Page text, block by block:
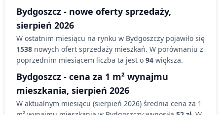
Bydgoszcz - nowe oferty sprzedaży,
sierpień 2026
W ostatnim miesiącu na rynku w Bydgoszczy pojawiło się
1538 nowych ofert sprzedaży mieszkań. W porównaniu z
poprzednim miesiącem liczba ta jest o 94 większa.
Bydgoszcz - cena za 1 m² wynajmu
mieszkania, sierpień 2026
W aktualnym miesiącu (sierpień 2026) średnia cena za 1